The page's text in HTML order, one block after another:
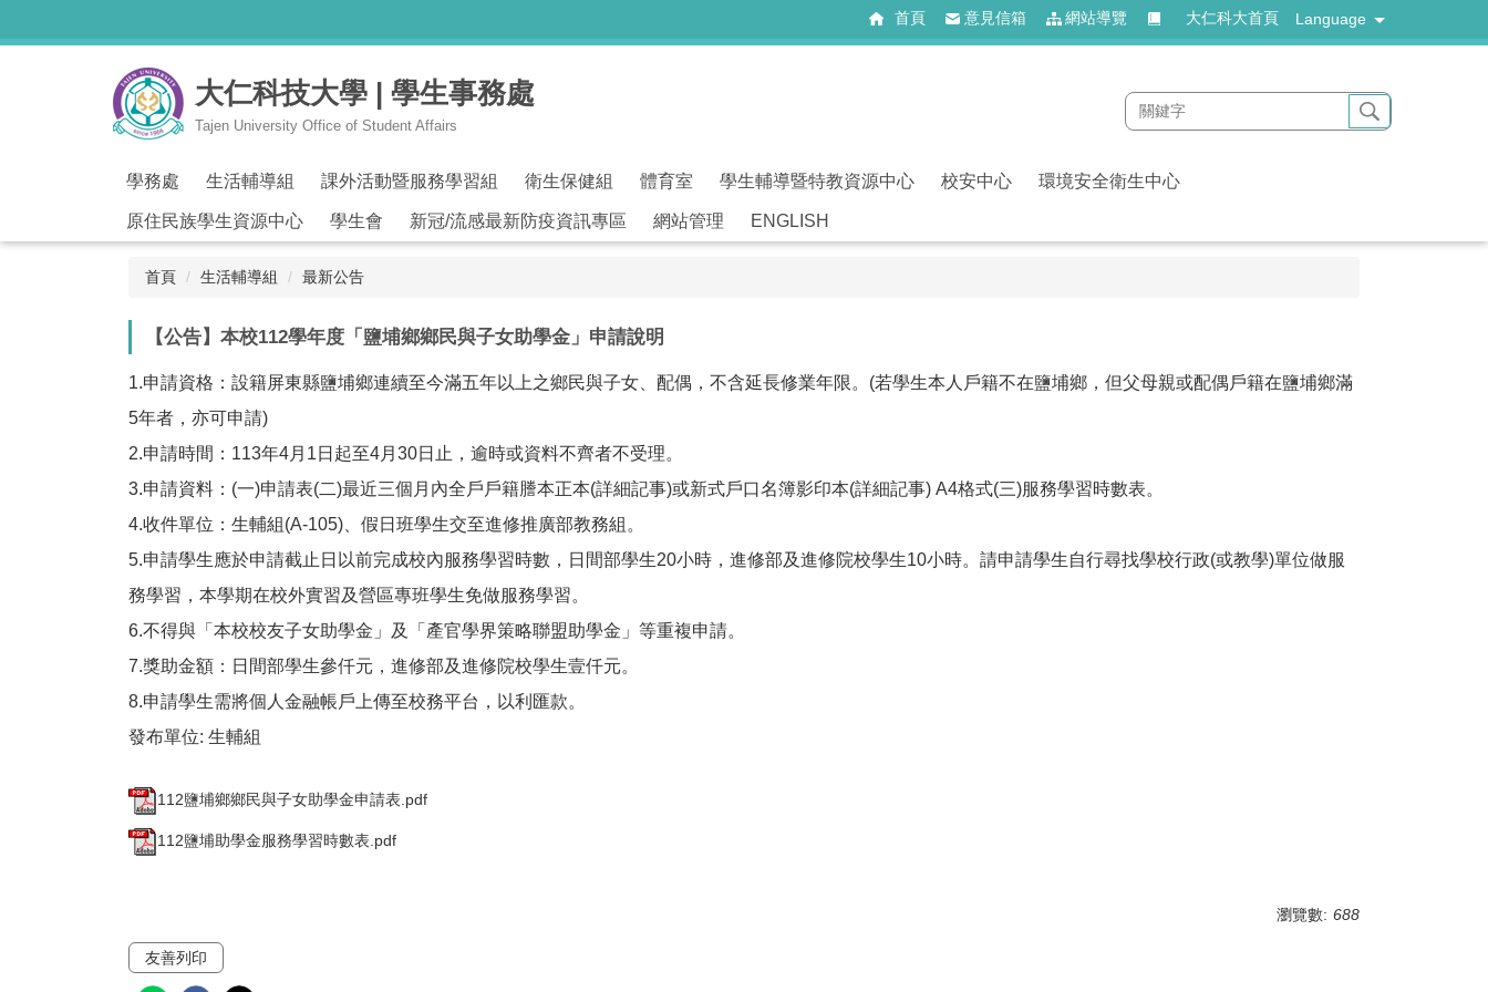
大仁科技大學 | 學生事務處
Tajen University Office of Student Affairs
首頁 意見信箱 網站導覽 大仁科大首頁 Language
學務處 生活輔導組 課外活動暨服務學習組 衛生保健組 體育室 學生輔導暨特教資源中心 校安中心 環境安全衛生中心
原住民族學生資源中心 學生會 新冠/流感最新防疫資訊專區 網站管理 ENGLISH
首頁 生活輔導組 最新公告
【公告】本校112學年度「鹽埔鄉鄉民與子女助學金」申請說明
1.申請資格：設籍屏東縣鹽埔鄉連續至今滿五年以上之鄉民與子女、配偶，不含延長修業年限。(若學生本人戶籍不在鹽埔鄉，但父母親或配偶戶籍在鹽埔鄉滿
5年者，亦可申請)
2.申請時間：113年4月1日起至4月30日止，逾時或資料不齊者不受理。
3.申請資料：(一)申請表(二)最近三個月內全戶戶籍謄本正本(詳細記事)或新式戶口名簿影印本(詳細記事) A4格式(三)服務學習時數表。
4.收件單位：生輔組(A-105)、假日班學生交至進修推廣部教務組。
5.申請學生應於申請截止日以前完成校內服務學習時數，日間部學生20小時，進修部及進修院校學生10小時。請申請學生自行尋找學校行政(或教學)單位做服
務學習，本學期在校外實習及營區專班學生免做服務學習。
6.不得與「本校校友子女助學金」及「產官學界策略聯盟助學金」等重複申請。
7.獎助金額：日間部學生參仟元，進修部及進修院校學生壹仟元。
8.申請學生需將個人金融帳戶上傳至校務平台，以利匯款。
發布單位: 生輔組
112鹽埔鄉鄉民與子女助學金申請表.pdf
112鹽埔助學金服務學習時數表.pdf
瀏覽數: 688
友善列印